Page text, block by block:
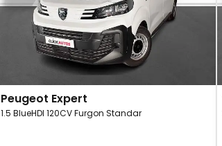
Peugeot Expert
1.5 BlueHDI 120CV Furgon Standar